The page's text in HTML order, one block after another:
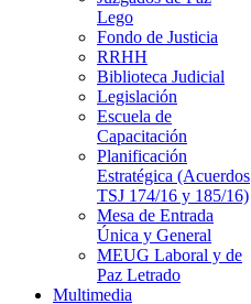
Lego
Fondo de Justicia
RRHH
Biblioteca Judicial
Legislación
Escuela de
Capacitación
Planificación
Estratégica (Acuerdos
TSJ 174/16 y 185/16)
Mesa de Entrada
Única y General
MEUG Laboral y de
Paz Letrado
Multimedia